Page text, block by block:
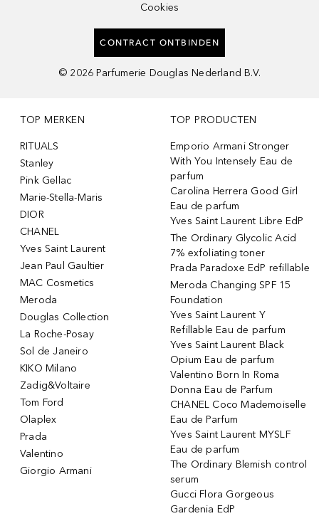
Cookies
CONTRACT ONTBINDEN
© 2026 Parfumerie Douglas Nederland B.V.
TOP MERKEN
RITUALS
Stanley
Pink Gellac
Marie-Stella-Maris
DIOR
CHANEL
Yves Saint Laurent
Jean Paul Gaultier
MAC Cosmetics
Meroda
Douglas Collection
La Roche-Posay
Sol de Janeiro
KIKO Milano
Zadig&Voltaire
Tom Ford
Olaplex
Prada
Valentino
Giorgio Armani
TOP PRODUCTEN
Emporio Armani Stronger
With You Intensely Eau de
parfum
Carolina Herrera Good Girl
Eau de parfum
Yves Saint Laurent Libre EdP
The Ordinary Glycolic Acid
7% exfoliating toner
Prada Paradoxe EdP refillable
Meroda Changing SPF 15
Foundation
Yves Saint Laurent Y
Refillable Eau de parfum
Yves Saint Laurent Black
Opium Eau de parfum
Valentino Born In Roma
Donna Eau de Parfum
CHANEL Coco Mademoiselle
Eau de Parfum
Yves Saint Laurent MYSLF
Eau de parfum
The Ordinary Blemish control
serum
Gucci Flora Gorgeous
Gardenia EdP